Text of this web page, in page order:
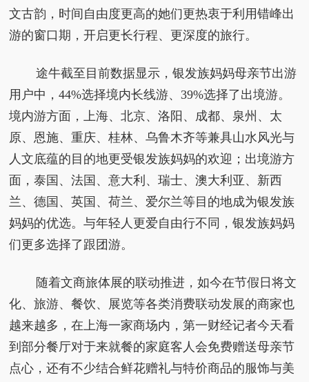
文古韵，时间自由度更高的她们更热衷于利用错峰出
游的窗口期，开启更长行程、更深度的旅行。
途牛截至目前数据显示，银发族妈妈母亲节出游
用户中，44%选择境内长线游、39%选择了出境游。
境内游方面，上海、北京、洛阳、成都、泉州、太
原、恩施、重庆、桂林、乌鲁木齐等兼具山水风光与
人文底蕴的目的地更受银发族妈妈的欢迎；出境游方
面，泰国、法国、意大利、瑞士、澳大利亚、新西
兰、德国、英国、荷兰、爱尔兰等目的地成为银发族
妈妈的优选。与年轻人更爱自由行不同，银发族妈妈
们更多选择了跟团游。
随着文商旅体展的联动推进，如今在节假日将文
化、旅游、餐饮、展览等各类消费联动发展的商家也
越来越多，在上海一家商场内，第一财经记者今天看
到部分餐厅对于来就餐的家庭客人会免费赠送母亲节
点心，还有不少结合鲜花赠礼与特价商品的服饰与美